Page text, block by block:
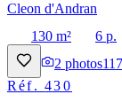
Cleon d'Andran
130 m²
6 p.
2 photos
Réf.430